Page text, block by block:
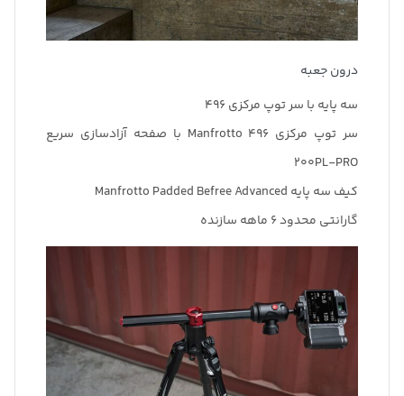
درون جعبه
سه پایه با سر توپ مرکزی 496
سر توپ مرکزی Manfrotto 496 با صفحه آزادسازی سریع
200PL-PRO
کیف سه پایه Manfrotto Padded Befree Advanced
گارانتی محدود 6 ماهه سازنده